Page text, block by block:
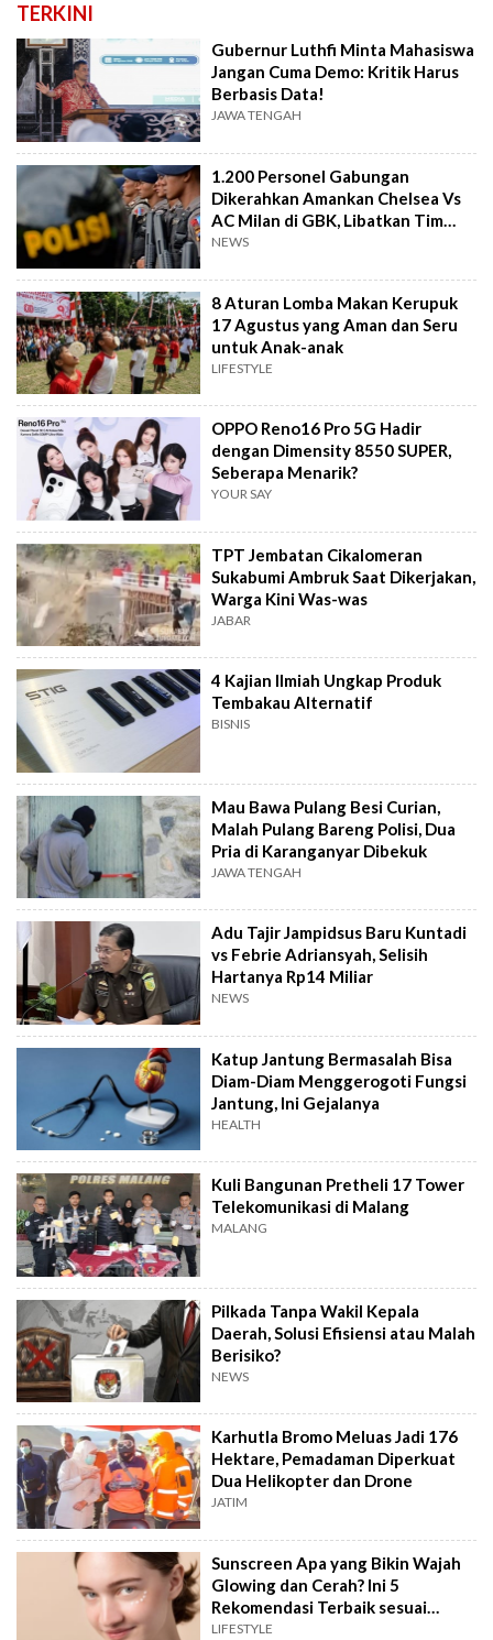
TERKINI
Gubernur Luthfi Minta Mahasiswa
Jangan Cuma Demo: Kritik Harus
Berbasis Data!
JAWA TENGAH
1.200 Personel Gabungan
Dikerahkan Amankan Chelsea Vs
AC Milan di GBK, Libatkan Tim
Jibom hingga K-9
NEWS
8 Aturan Lomba Makan Kerupuk
17 Agustus yang Aman dan Seru
untuk Anak-anak
LIFESTYLE
OPPO Reno16 Pro 5G Hadir
dengan Dimensity 8550 SUPER,
Seberapa Menarik?
YOUR SAY
TPT Jembatan Cikalomeran
Sukabumi Ambruk Saat Dikerjakan,
Warga Kini Was-was
JABAR
4 Kajian Ilmiah Ungkap Produk
Tembakau Alternatif
BISNIS
Mau Bawa Pulang Besi Curian,
Malah Pulang Bareng Polisi, Dua
Pria di Karanganyar Dibekuk
JAWA TENGAH
Adu Tajir Jampidsus Baru Kuntadi
vs Febrie Adriansyah, Selisih
Hartanya Rp14 Miliar
NEWS
Katup Jantung Bermasalah Bisa
Diam-Diam Menggerogoti Fungsi
Jantung, Ini Gejalanya
HEALTH
Kuli Bangunan Pretheli 17 Tower
Telekomunikasi di Malang
MALANG
Pilkada Tanpa Wakil Kepala
Daerah, Solusi Efisiensi atau Malah
Berisiko?
NEWS
Karhutla Bromo Meluas Jadi 176
Hektare, Pemadaman Diperkuat
Dua Helikopter dan Drone
JATIM
Sunscreen Apa yang Bikin Wajah
Glowing dan Cerah? Ini 5
Rekomendasi Terbaik sesuai
Review
LIFESTYLE